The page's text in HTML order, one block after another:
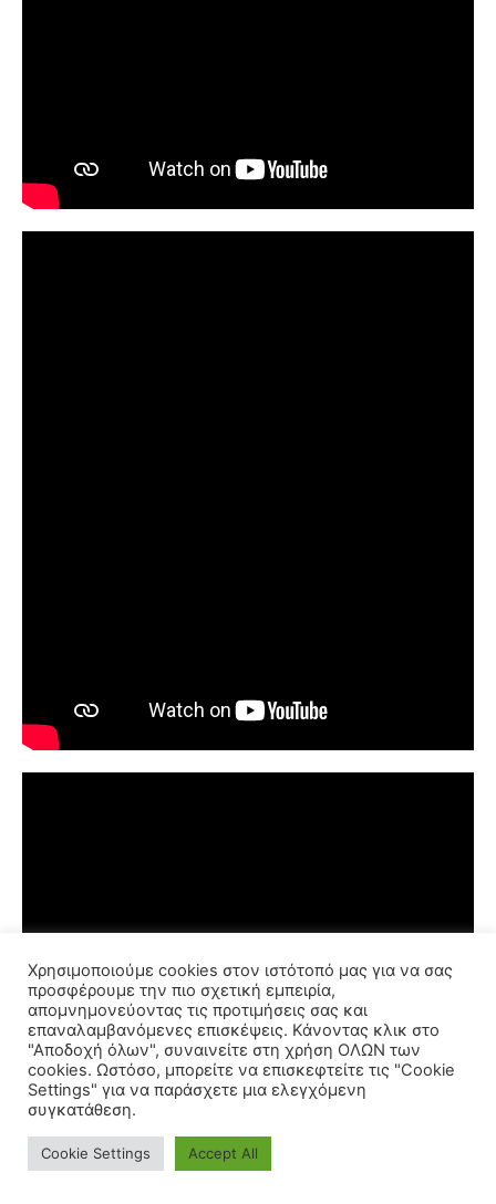
Χρησιμοποιούμε cookies στον ιστότοπό μας για να σας
προσφέρουμε την πιο σχετική εμπειρία,
απομνημονεύοντας τις προτιμήσεις σας και
επαναλαμβανόμενες επισκέψεις. Κάνοντας κλικ στο
"Αποδοχή όλων", συναινείτε στη χρήση ΟΛΩΝ των
cookies. Ωστόσο, μπορείτε να επισκεφτείτε τις "Cookie
Settings" για να παράσχετε μια ελεγχόμενη
συγκατάθεση.
Cookie Settings Accept All